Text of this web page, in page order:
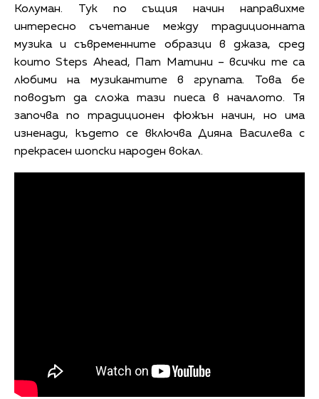
Колуман. Тук по същия начин направихме
интересно съчетание между традиционната
музика и съвременните образци в джаза, сред
които Steps Ahead, Пат Матини – всички те са
любими на музикантите в групата. Това бе
поводът да сложа тази пиеса в началото. Тя
започва по традиционен фюжън начин, но има
изненади, където се включва Дияна Василева с
прекрасен шопски народен вокал.